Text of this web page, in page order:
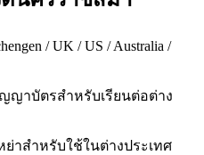
/ UK / US / Australia /
ญญาบัตรสำหรับเรียนต่อต่าง
าสำหรับใช้ในต่างประเทศ